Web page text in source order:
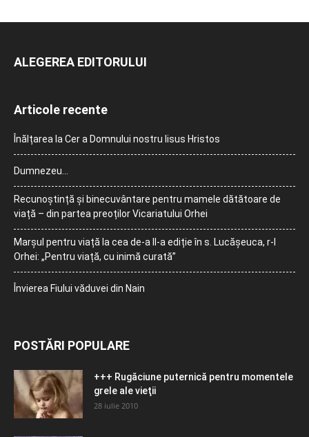
ALEGEREA EDITORULUI
Articole recente
Înălțarea la Cer a Domnului nostru Iisus Hristos
Dumnezeu…
Recunoștință și binecuvântare pentru mamele dătătoare de
viață – din partea preoților Vicariatului Orhei
Marșul pentru viață la cea de-a II-a ediție în s. Lucășeuca, r-l
Orhei: „Pentru viață, cu inimă curată”
Învierea Fiului văduvei din Nain
POSTĂRI POPULARE
+++ Rugăciune puternică pentru momentele
grele ale vieţii
28 iulie 2010